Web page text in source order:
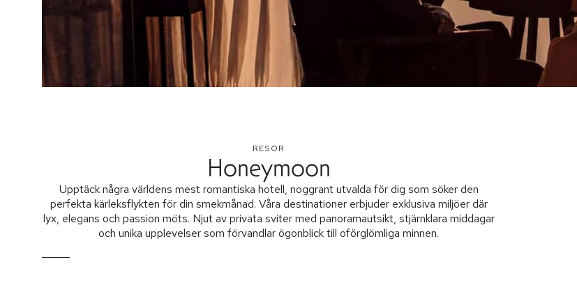
RESOR
Honeymoon
Upptäck några världens mest romantiska hotell, noggrant utvalda för dig som söker den
perfekta kärleksflykten för din smekmånad. Våra destinationer erbjuder exklusiva miljöer där
lyx, elegans och passion möts. Njut av privata sviter med panoramautsikt, stjärnklara middagar
och unika upplevelser som förvandlar ögonblick till oförglömliga minnen.